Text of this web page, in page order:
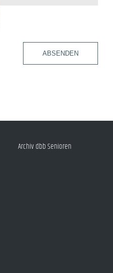
ABSENDEN
Archiv dbb Senioren